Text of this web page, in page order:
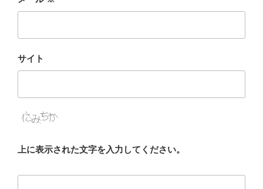
サイト
上に表示された文字を入力してください。